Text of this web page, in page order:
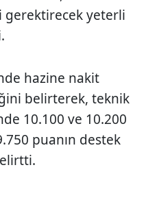
yeterli
hazine nakit
belirterek, teknik
10.100 ve 10.200
puanın destek